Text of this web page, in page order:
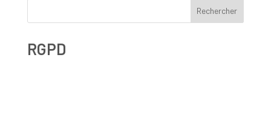
Rechercher
RGPD